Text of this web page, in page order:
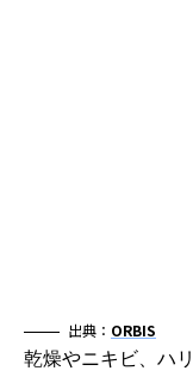
出典： ORBIS
乾燥やニキビ、ハ